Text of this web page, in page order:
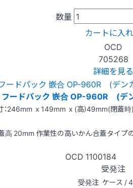
数量
カートに入
OCD
705268
詳細を見る
フードパック 嵌合 OP-960R (デ
：246mm x 149mm x (高)49mm(閉蓋時
高 20mm 作業性の高いかん合蓋タイプ
OCD 1100184
受発注
受発注 ケース /